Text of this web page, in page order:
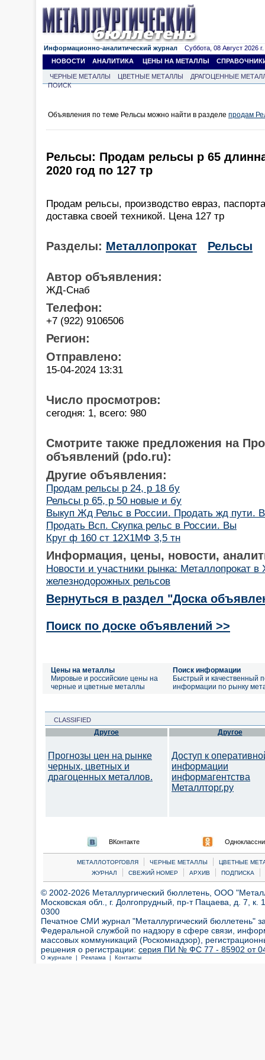
Информационно-аналитический журнал Суббота, 08 Август 2026 г.
НОВОСТИ
АНАЛИТИКА ЦЕНЫ НА МЕТАЛЛЫ
ЧЕРНЫЕ МЕТАЛЛЫ ЦВЕТНЫЕ МЕТАЛЛЫ
ДРАГОЦЕННЫЕ
ПОИСК
Объявления по теме Рельсы можно найти в разделе продам
Рельсы: Продам рельсы р 65
2020 год по 127 тр
Продам рельсы, производство евраз,
доставка своей техникой. Цена 127 тр
Разделы: Металлопрокат Рельсы
Автор объявления:
ЖД-Снаб
Телефон:
+7 (922) 9106506
Регион:
Отправлено:
15-04-2024 13:31
Число просмотров:
сегодня: 1, всего: 980
Смотрите также предложения на
объявлений (pdo.ru):
Другие объявления:
Продам рельсы р 24, р 18 бу
Рельсы р 65, р 50 новые и бу
Выкуп Жд Рельс в России. Продать жд пути.
Продать Всп. Скупка рельс в России. Вы
Круг ф 160 ст 12Х1МФ 3,5 тн
Информация, цены, новости,
Новости и участники рынка: Металлопрокат в
железнодорожных рельсов
Вернуться в раздел "Доска
Поиск по доске объявлений >>
Цены на металлы
Мировые и российские цены на
черные и цветные металлы
Поиск информации
Быстрый и качественный
информации по рынку
CLASSIFIED
Другое
Прогнозы цен на рынке
черных, цветных и
драгоценных металлов.
Другое
Доступ к
информации
информагентства
Металлторг.ру
ВКонтакте
МЕТАЛЛОТОРГОВЛЯ | ЧЕРНЫЕ МЕТАЛЛЫ |
ЦВЕТНЫЕ
ЖУРНАЛ
| СВЕЖИЙ НОМЕР | АРХИВ | ПОДПИСКА |
© 2002-2026 Металлургический бюллетень, ООО
Московская обл., г. Долгопрудный, пр-т Пацаева, д. 7,
0300
Печатное СМИ журнал "Металлургический бюллетень"
Федеральной службой по надзору в сфере связи,
массовых коммуникаций (Роскомнадзор),
решения о регистрации: серия ПИ № ФС 77 - 85902 от 04
О журнале | Реклама | Контакты